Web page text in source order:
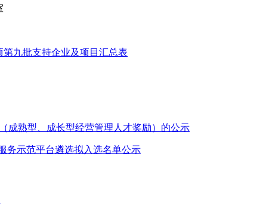
九批支持企业及项目汇总表
成熟型、成长型经营管理人才奖励）的公示
务示范平台遴选拟入选名单公示